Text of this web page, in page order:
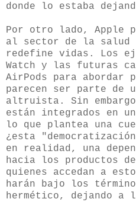
donde lo estaba
Por otro lado, Apple
al sector de la salud
redefine vidas. Los
Watch y las futuras
AirPods para abordar
parecen ser parte de
altruista. Sin
están integrados en
lo que plantea una
¿esta
en realidad, una
hacia los productos
quienes accedan a
harán bajo los
hermético, dejando a